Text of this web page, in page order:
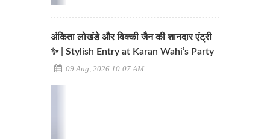
अंकिता लोखंडे और विक्की जैन की शानदार एंट्री
✨ | Stylish Entry at Karan Wahi’s Party
09 Aug, 2026 10:07 AM